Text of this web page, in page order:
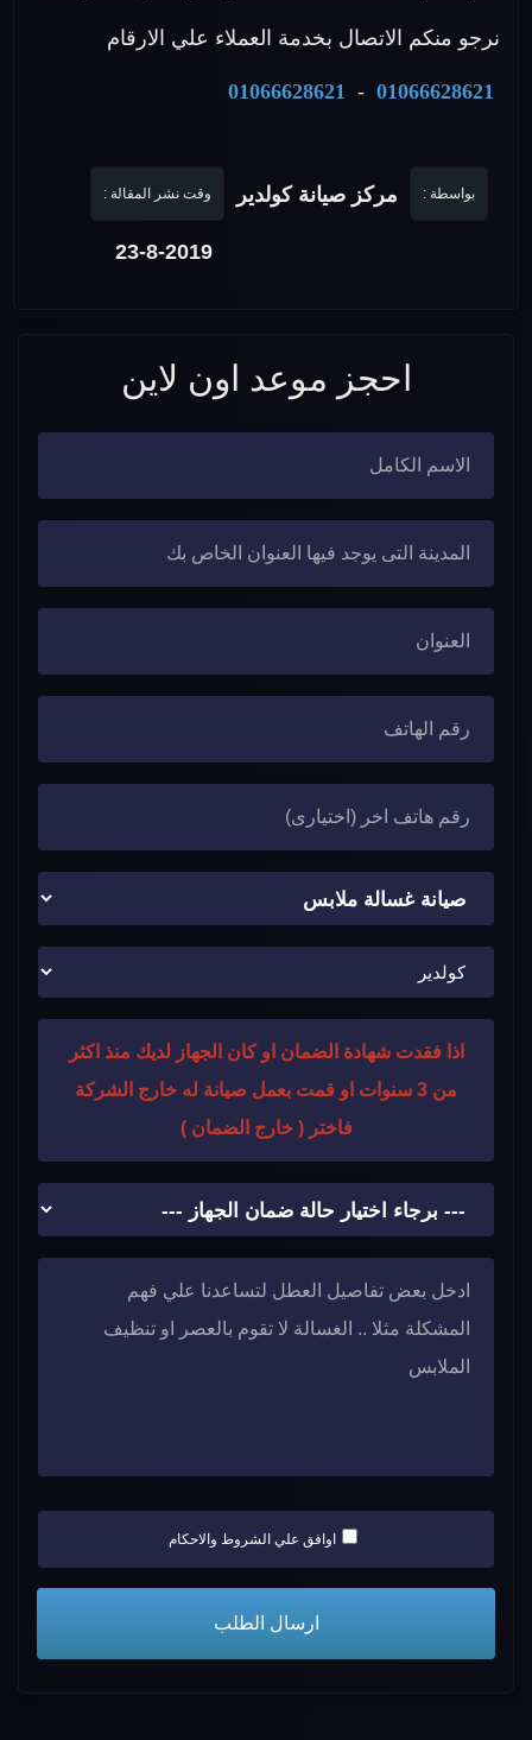
نرجو منكم الاتصال بخدمة العملاء علي الارقام
01066628621
-
01066628621
بواسطة : مركز صيانة كولدير وقت نشر المقالة :
23-8-2019
احجز موعد اون لاين
اذا فقدت شهادة الضمان او كان الجهاز لديك منذ اكثر
من 3 سنوات او قمت بعمل صيانة له خارج الشركة
فاختر ( خارج الضمان )
اوافق علي الشروط والاحكام